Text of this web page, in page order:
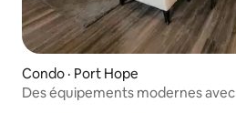
Condo · Port Hope
Des équipements modernes